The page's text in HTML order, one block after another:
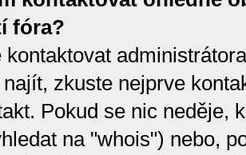
fóra?
kontaktovat
zkuste nejprve
Pokud se nic neděje,
na "whois") nebo,